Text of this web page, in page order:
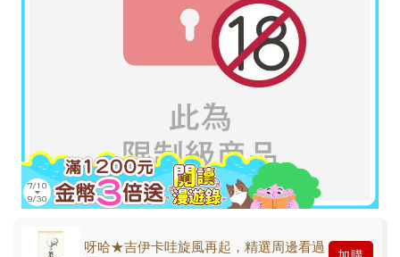
呀哈★吉伊卡哇旋風再起，精選周邊看過